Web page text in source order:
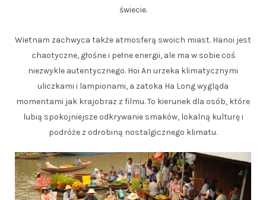
świecie.
Wietnam zachwyca także atmosferą swoich miast. Hanoi jest
chaotyczne, głośne i pełne energii, ale ma w sobie coś
niezwykle autentycznego. Hoi An urzeka klimatycznymi
uliczkami i lampionami, a zatoka Ha Long wygląda
momentami jak krajobraz z filmu. To kierunek dla osób, które
lubią spokojniejsze odkrywanie smaków, lokalną kulturę i
podróże z odrobiną nostalgicznego klimatu.